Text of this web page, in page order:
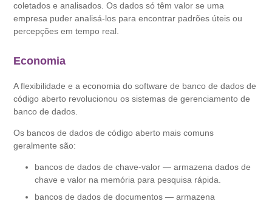
coletados e analisados. Os dados só têm valor se uma
empresa puder analisá-los para encontrar padrões úteis ou
percepções em tempo real.
Economia
A flexibilidade e a economia do software de banco de dados de
código aberto revolucionou os sistemas de gerenciamento de
banco de dados.
Os bancos de dados de código aberto mais comuns
geralmente são:
bancos de dados de chave-valor — armazena dados de
chave e valor na memória para pesquisa rápida.
bancos de dados de documentos — armazena